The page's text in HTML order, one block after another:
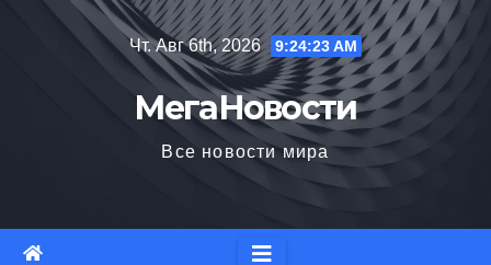
Чт. Авг 6th, 2026 9:24:24 AM
МегаНовости
Все новости мира